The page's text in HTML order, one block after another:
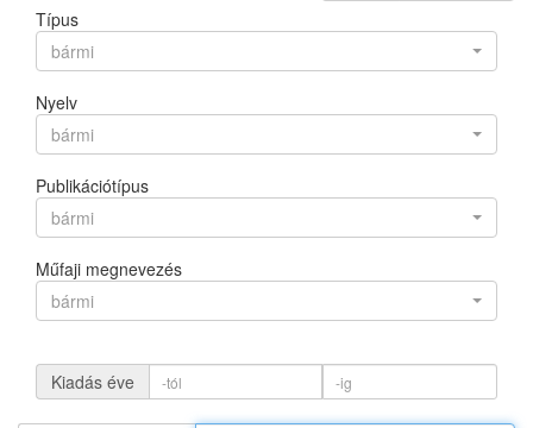
Típus
bármi
Nyelv
bármi
Publikációtípus
bármi
Műfaji megnevezés
bármi
Kiadás éve